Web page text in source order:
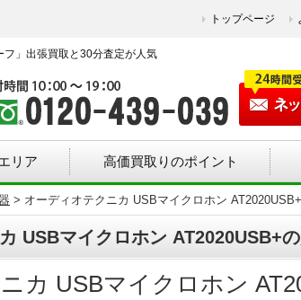
トップページ
」出張買取と30分査定が人気
リア 高価買取りのポイント
> オーディオテクニカ USBマイクロホン AT2020USB+
USBマイクロホン AT2020USB+
カ USBマイクロホン